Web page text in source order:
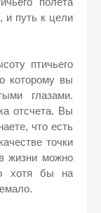
и путь к цели
птичьего
которому вы
глазами.
отсчета. Вы
что есть
точки
жизни можно
хотя бы на